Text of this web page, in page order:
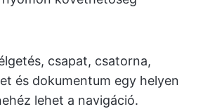
csapat, csatorna,
és dokumentum egy helyen
lehet a navigáció.